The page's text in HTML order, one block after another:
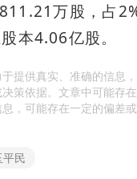
万股，占
本4.06亿股。
提供真实、准确的信息
策依据。文章中可能存
，可能存在一定的偏差
平民